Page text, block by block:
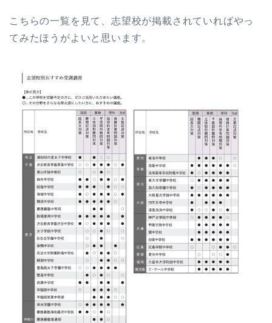
こちらの一覧を見て、志望校が掲載されていればやっ
てみたほうがよいと思います。